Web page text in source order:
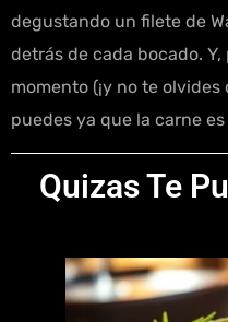
degustando un filete de
detrás de cada bocado.
momento (¡y no te
puedes ya que la carne
Quizas Te